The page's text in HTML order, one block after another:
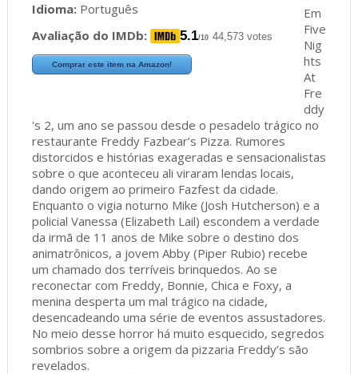
Idioma:Português
Avaliação do IMDb:
5.1/10 44,573 votes
Comprar este item na Amazon!
Em
Five
Nig
hts
At
Fre
ddy
's 2, um ano se passou desde o pesadelo trágico no
restaurante Freddy Fazbear’s Pizza. Rumores
distorcidos e histórias exageradas e sensacionalistas
sobre o que aconteceu ali viraram lendas locais,
dando origem ao primeiro Fazfest da cidade.
Enquanto o vigia noturno Mike (Josh Hutcherson) e a
policial Vanessa (Elizabeth Lail) escondem a verdade
da irmã de 11 anos de Mike sobre o destino dos
animatrônicos, a jovem Abby (Piper Rubio) recebe
um chamado dos terríveis brinquedos. Ao se
reconectar com Freddy, Bonnie, Chica e Foxy, a
menina desperta um mal trágico na cidade,
desencadeando uma série de eventos assustadores.
No meio desse horror há muito esquecido, segredos
sombrios sobre a origem da pizzaria Freddy’s são
revelados.